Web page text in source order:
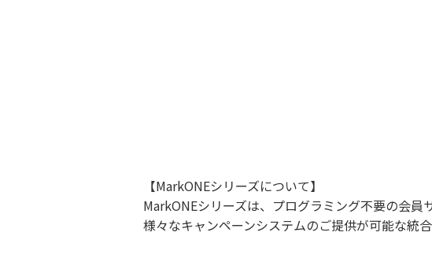
【MarkONEシリーズについて】
MarkONEシリーズは、プログラミング不要の会
様々なキャンペーンシステムのご提供が可能な統